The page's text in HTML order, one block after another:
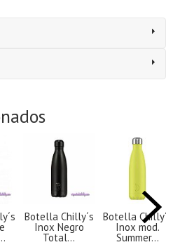
Botella Chilly´s
Inox Negro
Total...
Botella Chilly´s
Inox mod.
Summer...